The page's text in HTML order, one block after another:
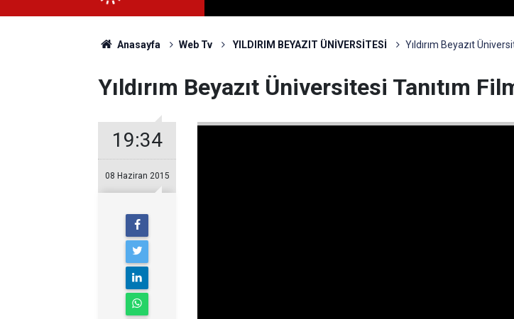
Anasayfa Web Tv YILDIRIM BEYAZIT ÜNİVERSİTESİ Yıldırım Beyazıt
Yıldırım Beyazıt Üniversitesi Tanıtım
19:34
08 Haziran 2015